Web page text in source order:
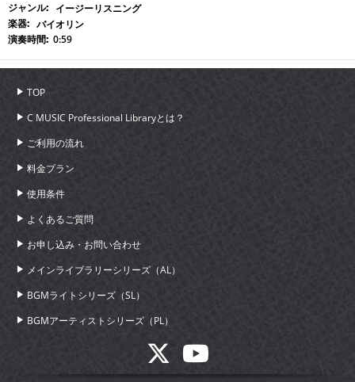
イージーリスニング
バイオリン
0:59
TOP
C MUSIC Professional Libraryとは？
ご利用の流れ
料金プラン
使用条件
よくあるご質問
お申し込み・お問い合わせ
メインライブラリーシリーズ（AL）
BGMライトシリーズ（SL）
BGMアーティストシリーズ（PL）